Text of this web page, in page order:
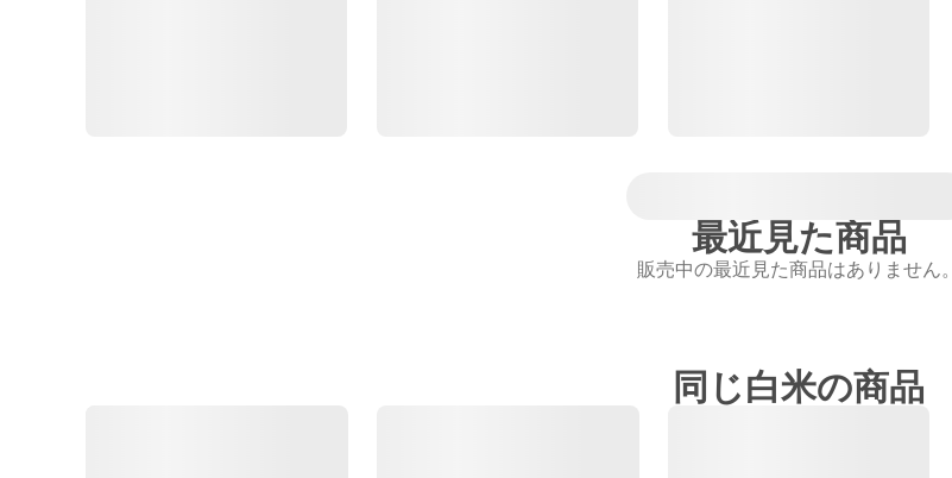
最近見た商品
販売中の最近見た商品はありません。
同じ白米の商品